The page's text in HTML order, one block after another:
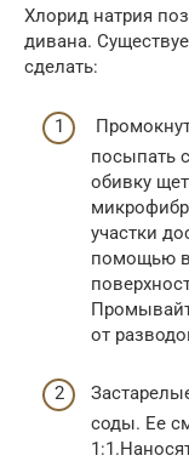
Хлорид натрия
дивана.
сделать:
посыпать
обивку
участки
помощью
от
соды. Ее